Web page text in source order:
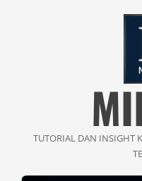
TUTORIAL DAN INSIGHT